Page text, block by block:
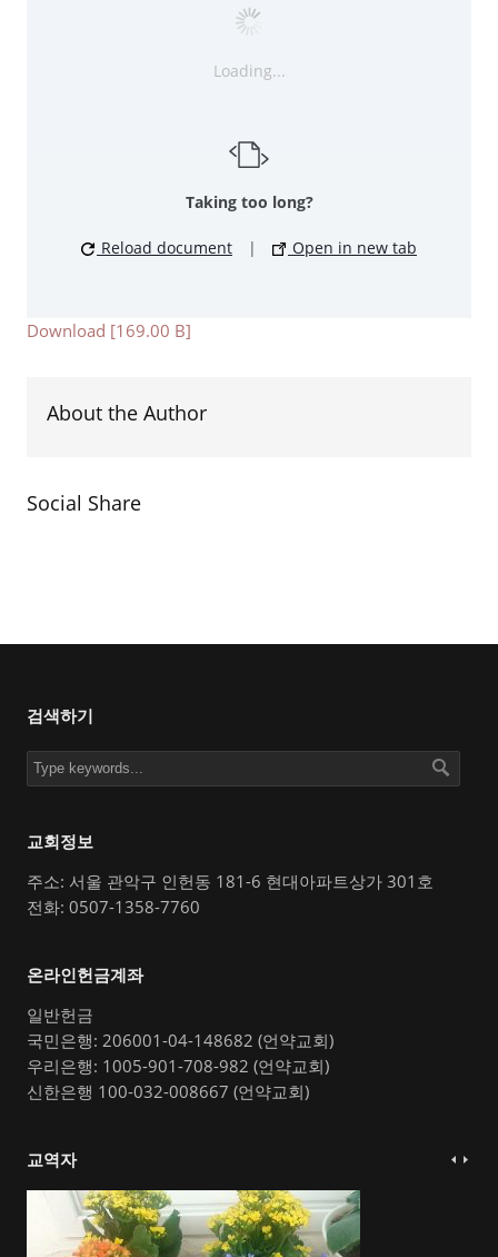
Loading...
Taking too long?
Reload document | Open in new tab
Download [169.00 B]
About the Author
Social Share
검색하기
교회정보
주소: 서울 관악구 인헌동 181-6 현대아파트상가 301호
전화: 0507-1358-7760
온라인헌금계좌
일반헌금
국민은행: 206001-04-148682 (언약교회)
우리은행: 1005-901-708-982 (언약교회)
신한은행 100-032-008667 (언약교회)
교역자